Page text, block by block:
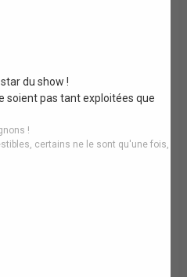
du show !
soient pas tant exploitées que
!
certains ne le sont qu'une fois,